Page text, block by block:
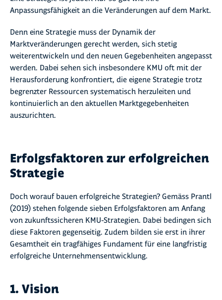
Anpassungsfähigkeit an die Veränderungen auf dem Markt.
Denn eine Strategie muss der Dynamik der
Marktveränderungen gerecht werden, sich stetig
weiterentwickeln und den neuen Gegebenheiten angepasst
werden. Dabei sehen sich insbesondere KMU oft mit der
Herausforderung konfrontiert, die eigene Strategie trotz
begrenzter Ressourcen systematisch herzuleiten und
kontinuierlich an den aktuellen Marktgegebenheiten
auszurichten.
Erfolgsfaktoren zur erfolgreichen
Strategie
Doch worauf bauen erfolgreiche Strategien? Gemäss Prantl
(2019) stehen folgende sieben Erfolgsfaktoren am Anfang
von zukunftssicheren KMU-Strategien. Dabei bedingen sich
diese Faktoren gegenseitig. Zudem bilden sie erst in ihrer
Gesamtheit ein tragfähiges Fundament für eine langfristig
erfolgreiche Unternehmensentwicklung.
1. Vision